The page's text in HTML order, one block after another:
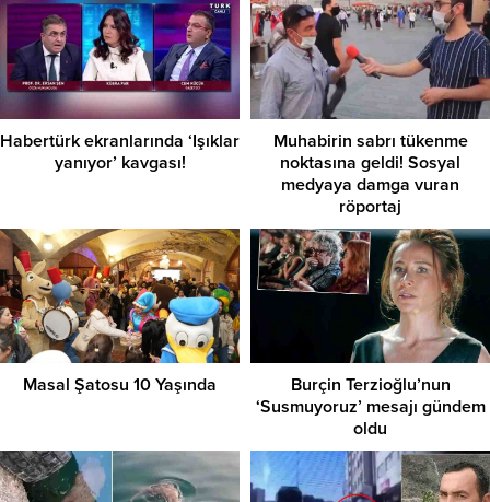
Habertürk ekranlarında ‘Işıklar
yanıyor’ kavgası!
Muhabirin sabrı tükenme
noktasına geldi! Sosyal
medyaya damga vuran
röportaj
Masal Şatosu 10 Yaşında
Burçin Terzioğlu’nun
‘Susmuyoruz’ mesajı gündem
oldu